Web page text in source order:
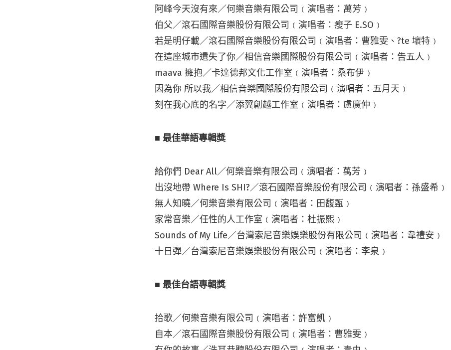
阿峰今天沒有來／何樂音樂有限公司﹙演唱者：萬芳﹚
伯父／滾石國際音樂股份有限公司﹙演唱者：瘦子 E.SO﹚
若是明仔載／滾石國際音樂股份有限公司﹙演唱者：曹雅雯、?te 壞特﹚
在這座城市遺失了你／相信音樂國際股份有限公司﹙演唱者：告五人﹚
maava 擁抱／卡達德邦文化工作室﹙演唱者：桑布伊﹚
因為你 所以我／相信音樂國際股份有限公司﹙演唱者：五月天﹚
刻在我心底的名字／添翼創越工作室﹙演唱者：盧廣仲﹚
■ 最佳華語專輯獎
給你們 Dear All／何樂音樂有限公司﹙演唱者：萬芳﹚
出沒地帶 Where Is SHI?／滾石國際音樂股份有限公司﹙演唱者：孫盛希﹚
無人知曉／何樂音樂有限公司﹙演唱者：田馥甄﹚
家常音樂／任性的人工作室﹙演唱者：杜振熙﹚
Sounds of My Life／台灣索尼音樂娛樂股份有限公司﹙演唱者：韋禮安﹚
十日彈／台灣索尼音樂娛樂股份有限公司﹙演唱者：李泉﹚
■ 最佳台語專輯獎
拾歌／何樂音樂有限公司﹙演唱者：許富凱﹚
自本／滾石國際音樂股份有限公司﹙演唱者：曹雅雯﹚